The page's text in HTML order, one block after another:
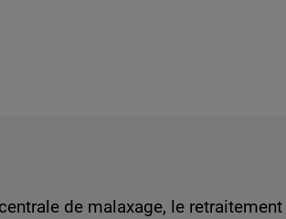
de malaxage, le retraitement